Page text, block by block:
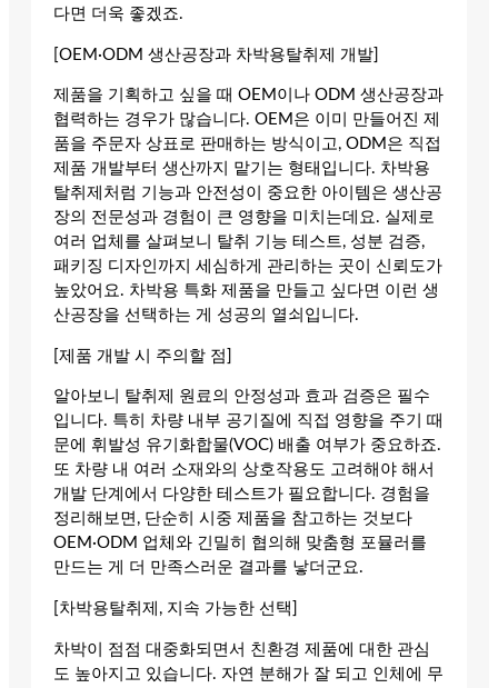
다면 더욱 좋겠죠.
[OEM·ODM 생산공장과 차박용탈취제 개발]
제품을 기획하고 싶을 때 OEM이나 ODM 생산공장과
협력하는 경우가 많습니다. OEM은 이미 만들어진 제
품을 주문자 상표로 판매하는 방식이고, ODM은 직접
제품 개발부터 생산까지 맡기는 형태입니다. 차박용
탈취제처럼 기능과 안전성이 중요한 아이템은 생산공
장의 전문성과 경험이 큰 영향을 미치는데요. 실제로
여러 업체를 살펴보니 탈취 기능 테스트, 성분 검증,
패키징 디자인까지 세심하게 관리하는 곳이 신뢰도가
높았어요. 차박용 특화 제품을 만들고 싶다면 이런 생
산공장을 선택하는 게 성공의 열쇠입니다.
[제품 개발 시 주의할 점]
알아보니 탈취제 원료의 안정성과 효과 검증은 필수
입니다. 특히 차량 내부 공기질에 직접 영향을 주기 때
문에 휘발성 유기화합물(VOC) 배출 여부가 중요하죠.
또 차량 내 여러 소재와의 상호작용도 고려해야 해서
개발 단계에서 다양한 테스트가 필요합니다. 경험을
정리해보면, 단순히 시중 제품을 참고하는 것보다
OEM·ODM 업체와 긴밀히 협의해 맞춤형 포뮬러를
만드는 게 더 만족스러운 결과를 낳더군요.
[차박용탈취제, 지속 가능한 선택]
차박이 점점 대중화되면서 친환경 제품에 대한 관심
도 높아지고 있습니다. 자연 분해가 잘 되고 인체에 무